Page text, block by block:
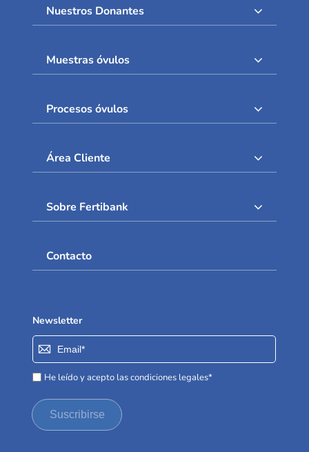
Nuestros Donantes
Muestras óvulos
Procesos óvulos
Área Cliente
Sobre Fertibank
Contacto
Newsletter
Inscríbase
a
nuestro
de
noticias:
He leído y acepto las condiciones legales*
Suscribirse